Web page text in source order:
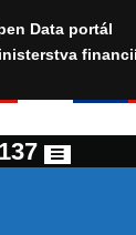
Data portál
137